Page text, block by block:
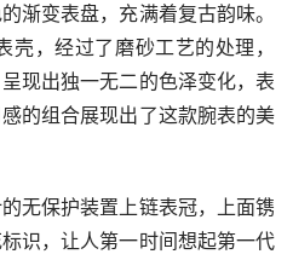
渐变表盘，充满着复古韵味。
，经过了磨砂工艺的处理，
现出独一无二的色泽变化，表
的组合展现出了这款腕表的美
无保护装置上链表冠，上面镌
识，让人第一时间想起第一代